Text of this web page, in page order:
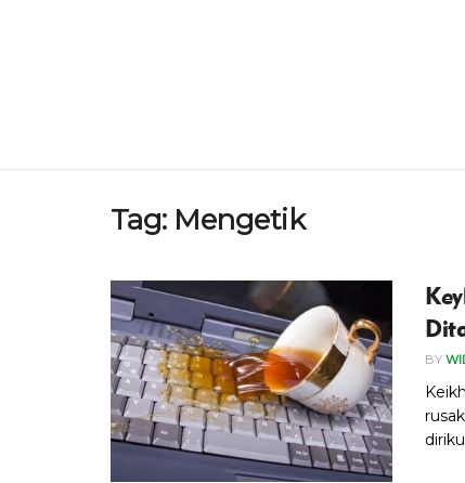
Tag: Mengetik
BY